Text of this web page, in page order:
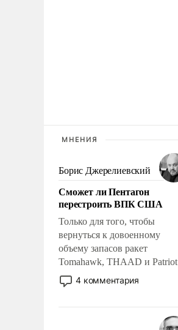
МНЕНИЯ
Борис Джерелиевский
Сможет ли Пентагон
перестроить ВПК США
Только для того, чтобы
вернуться к довоенному
объему запасов ракет
Tomahawk, THAAD и Patriot
США потребуется более трех
лет. Даже небольшая война с
4 комментария